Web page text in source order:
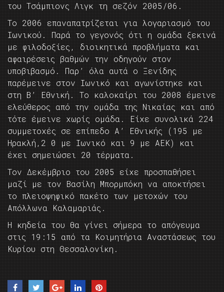
του Τσάμπιονς Λιγκ τη σεζόν 2005/06.
Το 2006 επαναπατρίζεται για λογαριασμό του
Ιωνικού. Παρά το γεγονός ότι η ομάδα ξεκινά
με φιλοδοξίες, διοικητικά προβλήματα και
αφαιρέσεις βαθμών την οδηγούν στον
υποβιβασμό. Παρ’ όλα αυτά ο Ξενίδης
παρέμεινε στον Ιωνικό και αγωνίστηκε και
στη Β’ Εθνική. Το καλοκαίρι του 2008 έμεινε
ελεύθερος από την ομάδα της Νικαίας και από
τότε έμεινε χωρίς ομάδα. Είχε συνολικά 224
συμμετοχές σε επίπεδο Α’ Εθνικής (195 με
Ηρακλή,2 0 με Ιωνικό και 9 με ΑΕΚ) και
έχει σημειώσει 20 τέρματα.
Τον Δεκέμβριο του 2005 είχε προσπαθήσει
μαζί με τον Βασίλη Μπορμπόκη να αποκτήσει
το πλειοψηφικό πακέτο των μετοχών του
Απόλλωνα Καλαμαριάς.
Η κηδεία του θα γίνει σήμερα το απόγευμα
στις 19:15 από τα Κοιμητήρια Αναστάσεως του
Κυρίου στη Θεσσαλονίκη.